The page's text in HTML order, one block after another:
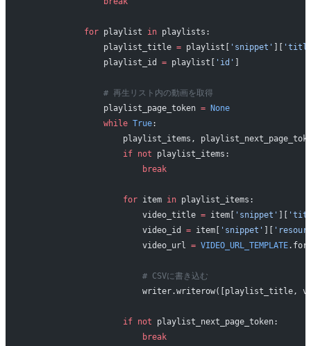
            for
playlist in playlists:
                playlist_title
= playlist[ 'snippet'
                playlist_id
= playlist[ 'id'
                # 再生リスト内の動画を取得
                playlist_page_token
= None
                while
True:
playlist_items,
                    if
not playlist_items:
                        break
                    for
item in playlist_items:
                        video_title
= item[ 'snippet'
                        video_id
= item[ 'snippet'
                        video_url
= VIDEO_URL_TEMPLATE
                        # CSVに書き込む
writer.writerow([playlist_title,
                    if
not playlist_next_page_token:
                        break